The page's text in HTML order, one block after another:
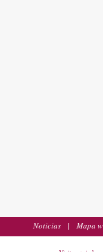
Noticias | Mapa